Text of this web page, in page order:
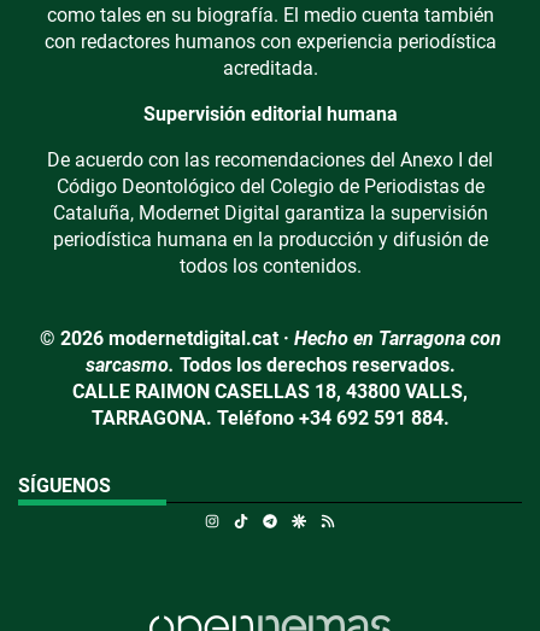
como tales en su biografía. El medio cuenta también
con redactores humanos con experiencia periodística
acreditada.
Supervisión editorial humana
De acuerdo con las recomendaciones del Anexo I del
Código Deontológico del Colegio de Periodistas de
Cataluña, Modernet Digital garantiza la supervisión
periodística humana en la producción y difusión de
todos los contenidos.
© 2026 modernetdigital.cat · Hecho en Tarragona con
sarcasmo. Todos los derechos reservados.
CALLE RAIMON CASELLAS 18, 43800 VALLS,
TARRAGONA. Teléfono +34 692 591 884.
SÍGUENOS
Instagram
TikTokTelegramGoogle Discover